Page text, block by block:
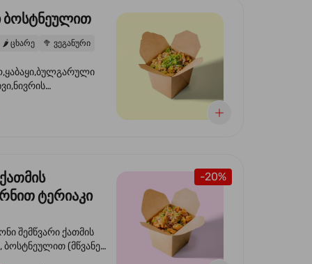
ბოსტნეულით
🌶️ ცხარე 🥦 ვეგანური
ხახვი,სეზამის
-20%
ტერიაკი
შემწვარი ქათმის
(მწვანე